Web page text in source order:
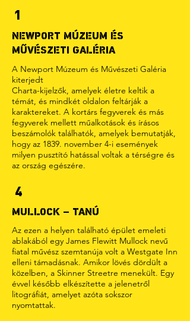
1
NEWPORT MÚZEUM ÉS
MŰVÉSZETI GALÉRIA
A Newport Múzeum és Művészeti Galéria
kiterjedt
Charta-kijelzők, amelyek életre keltik a
témát, és mindkét oldalon feltárják a
karaktereket. A kortárs fegyverek és más
fegyverek mellett műalkotások és írásos
beszámolók találhatók, amelyek bemutatják,
hogy az 1839. november 4-i események
milyen pusztító hatással voltak a térségre és
az ország egészére.
4
MULLOCK – TANÚ
Az ezen a helyen található épület emeleti
ablakából egy James Flewitt Mullock nevű
fiatal művész szemtanúja volt a Westgate Inn
elleni támadásnak. Amikor lövés dördült a
közelben, a Skinner Streetre menekült. Egy
évvel később elkészítette a jelenetről
litográfiát, amelyet azóta sokszor
nyomtattak.